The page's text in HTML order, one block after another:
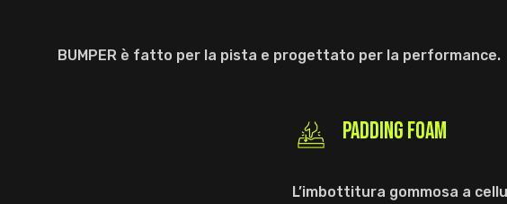
BUMPER è fatto per la pista e progettato per la performance.
PADDING FOAM
L’imbottitura gommosa a